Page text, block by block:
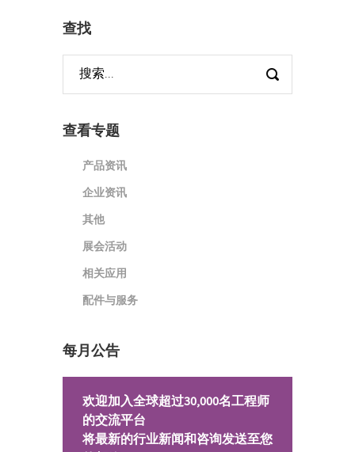
查找
查看专题
产品资讯
企业资讯
其他
展会活动
相关应用
配件与服务
每月公告
欢迎加入全球超过30,000名工程师
的交流平台
将最新的行业新闻和咨询发送至您